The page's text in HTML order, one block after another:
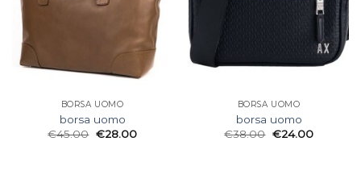
BORSA UOMO
borsa uomo
€45.00 €28.00
BORSA UOMO
borsa uomo
€38.00 €24.00